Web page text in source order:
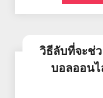
วิธีลับที่จะช่
บอลออนไ